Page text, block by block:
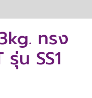
ทรง
รุ่น SS1